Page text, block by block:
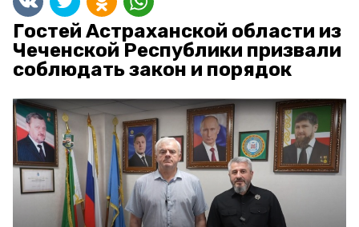
Гостей Астраханской области из
Чеченской Республики призвали
соблюдать закон и порядок